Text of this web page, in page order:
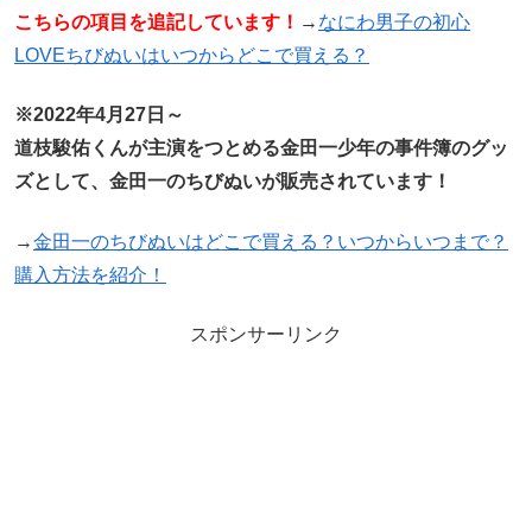
こちらの項目を追記しています！ → なにわ男子の初心
LOVEちびぬいはいつからどこで買える？
※2022年4月27日～
道枝駿佑くんが主演をつとめる金田一少年の事件簿のグッ
ズとして、金田一のちびぬいが販売されています！
→金田一のちびぬいはどこで買える？いつからいつまで？
購入方法を紹介！
スポンサーリンク